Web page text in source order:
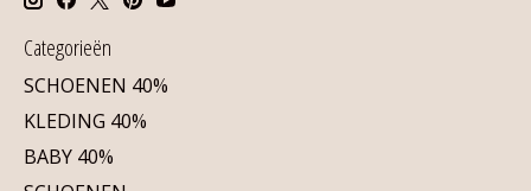
Categorieën
SCHOENEN 40%
KLEDING 40%
BABY 40%